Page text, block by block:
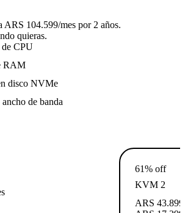
ARS 104.599/mes por 2 años.
quieras.
de CPU
RAM
disco NVMe
ancho de banda
61% off
KVM 2
ARS 43.899